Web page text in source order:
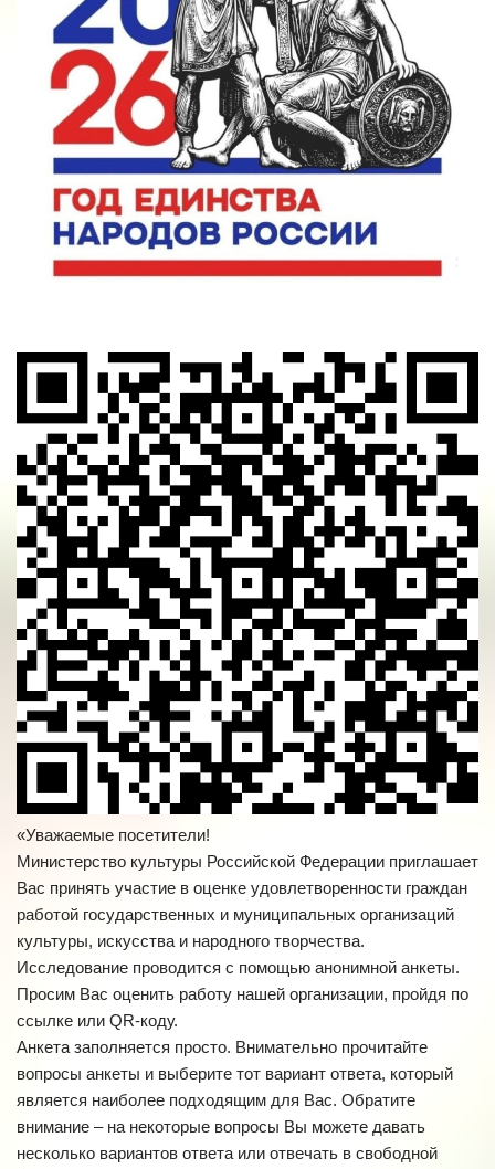
«Уважаемые посетители!
Министерство культуры Российской Федерации приглашает
Вас принять участие в оценке удовлетворенности граждан
работой государственных и муниципальных организаций
культуры, искусства и народного творчества.
Исследование проводится с помощью анонимной анкеты.
Просим Вас оценить работу нашей организации, пройдя по
ссылке или QR-коду.
Анкета заполняется просто. Внимательно прочитайте
вопросы анкеты и выберите тот вариант ответа, который
является наиболее подходящим для Вас. Обратите
внимание – на некоторые вопросы Вы можете давать
несколько вариантов ответа или отвечать в свободной